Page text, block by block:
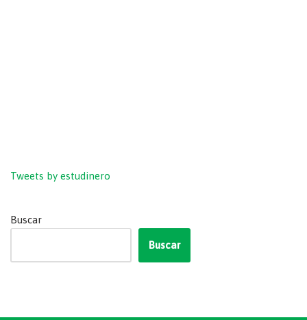
Tweets by estudinero
Buscar
Buscar